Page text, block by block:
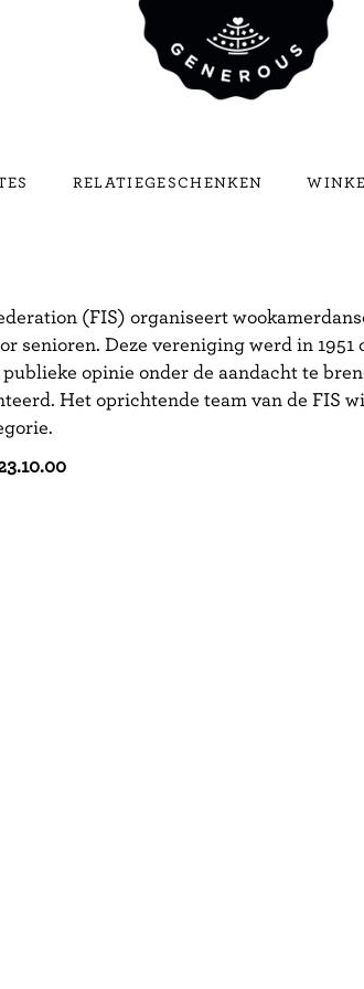
RELATIEGESCHENKEN
(FIS) organiseert
senioren. Deze vereniging werd in 1951
publieke opinie onder de aandacht te
Het oprichtende team van de FIS